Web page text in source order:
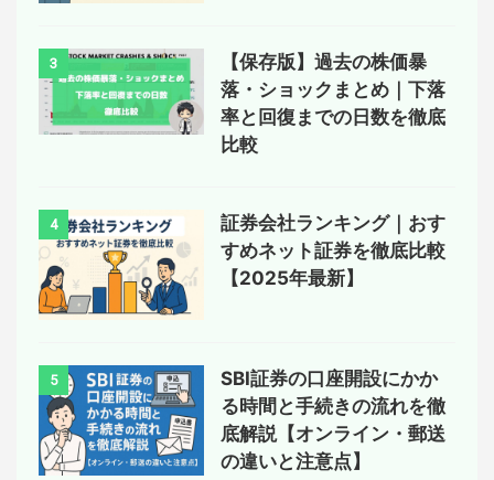
3
【保存版】過去の株価暴
落・ショックまとめ｜下落
率と回復までの日数を徹底
比較
4
証券会社ランキング｜おす
すめネット証券を徹底比較
【2025年最新】
5
SBI証券の口座開設にかか
る時間と手続きの流れを徹
底解説【オンライン・郵送
の違いと注意点】